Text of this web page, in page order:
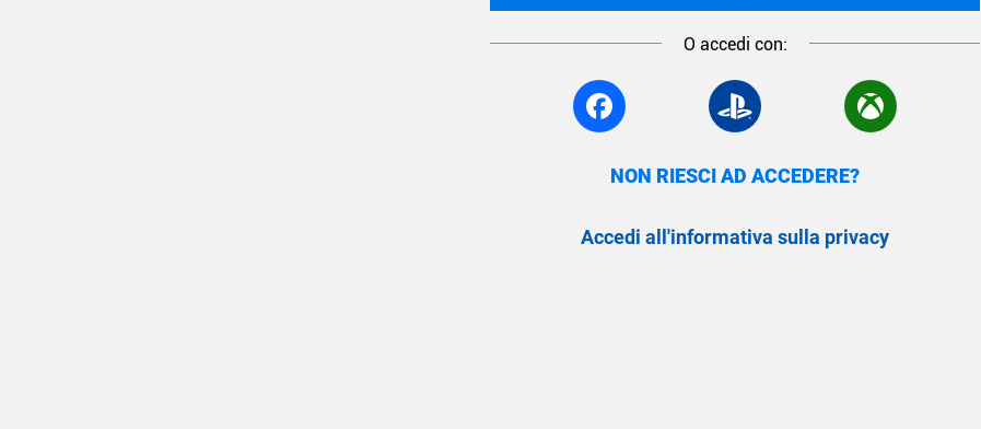
O accedi con:
NON RIESCI AD ACCEDERE?
Accedi all'informativa sulla privacy